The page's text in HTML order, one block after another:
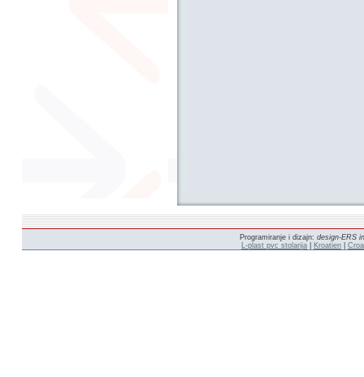
Programiranje i dizajn: design-ERS
L-plast pvc stolarija
Kroatien